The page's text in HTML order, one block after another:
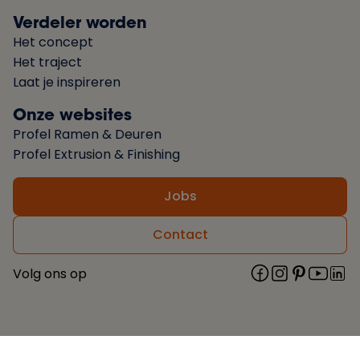
Verdeler worden
Het concept
Het traject
Laat je inspireren
Onze websites
Profel Ramen & Deuren
Profel Extrusion & Finishing
Jobs
Contact
Volg ons op